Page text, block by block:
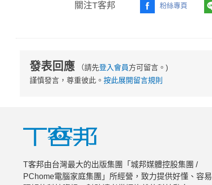
關注T客邦 粉絲專頁
發表回應 （請先登入會員方可留言。)
謹慎發言，尊重彼此。 按此展開留言規則
T客邦由台灣最大的出版集團「城邦媒體控股集團 /
PChome電腦家庭集團」所經營，致力提供好懂、容易